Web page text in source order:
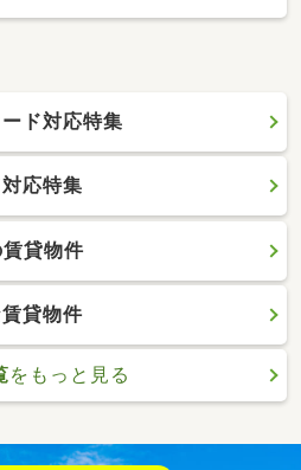
ド対応特集
応特集
貸物件
貸物件
をもっと見る